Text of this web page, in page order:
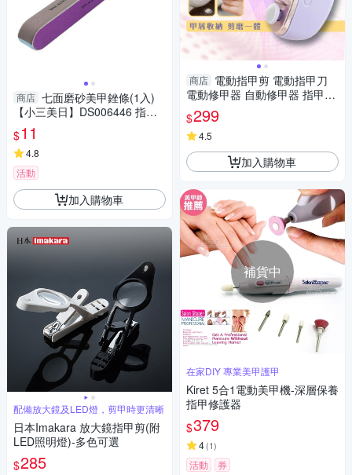
商店 七面磨砂美甲銼條(1入)
【小三美日】DS006446 指甲
搓刀／修甲
$11
4.8
活動
加入購物車
配備放大鏡及LED燈，剪甲時更清晰
日本Imakara 放大鏡指甲剪(附
LED照明燈)-多色可選
$285
商店 電動指甲剪 電動指甲刀
電動修甲器 自動修甲器 指甲剪
修甲刀 磨甲機 美甲剪 兩段剪甲
模式
$299
4.5
加入購物車
補貨中
在家DIY 專業美甲護甲
Kiret 5合1電動美甲機-深層保養
指甲修護器
$379
4(1)
活動 券